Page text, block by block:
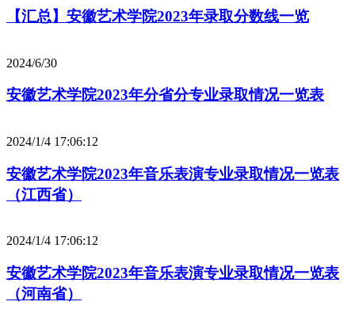
【汇总】安徽艺术学院2023年录取分数线一览
2024/6/30
安徽艺术学院2023年分省分专业录取情况一览表
2024/1/4 17:06:12
安徽艺术学院2023年音乐表演专业录取情况一览表
（江西省）
2024/1/4 17:06:12
安徽艺术学院2023年音乐表演专业录取情况一览表
（河南省）